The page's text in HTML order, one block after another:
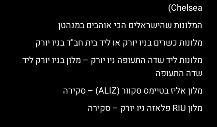
Chelsea)
המלונות שהישראלים הכי אוהבים במנהטן
מלונות כשרים בניו יורק או ליד בית חב"ד בניו יורק
מלונות ליד שדה התעופה ניו יורק – מלון בניו יורק ליד
שדה התעופה
מלון אליז בטיימס סקוור (ALIZ) – סקירה
מלון RIU פלאזה ניו יורק – סקירה